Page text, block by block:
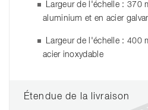
Largeur de l'échelle : 370
aluminium et en acier
Largeur de l'échelle : 400
acier inoxydable
Étendue de la livraison